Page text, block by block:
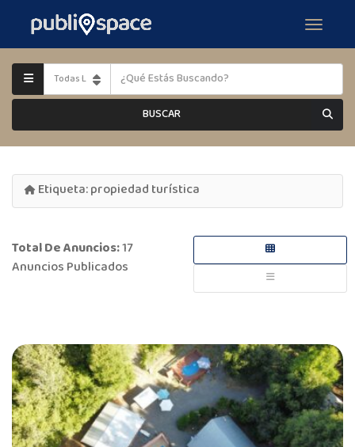
BUSCAR
Etiqueta:propiedad turística
Total De Anuncios:17
Anuncios Publicados